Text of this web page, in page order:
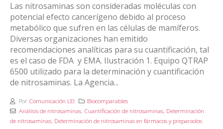
Las nitrosaminas son consideradas moléculas con
potencial efecto cancerígeno debido al proceso
metabólico que sufren en las células de mamíferos.
Diversas organizaciones han emitido
recomendaciones analíticas para su cuantificación, tal
es el caso de FDA y EMA. Ilustración 1. Equipo QTRAP
6500 utilizado para la determinación y cuantificación
de nitrosaminas. La Agencia...
Por Comunicación LEI
Biocomparables
Análisis de nitrosaminas, Cuantificación de nitrosaminas, Determinación
de nitrosaminas, Determinación de nitrosaminas en fármacos y preparados